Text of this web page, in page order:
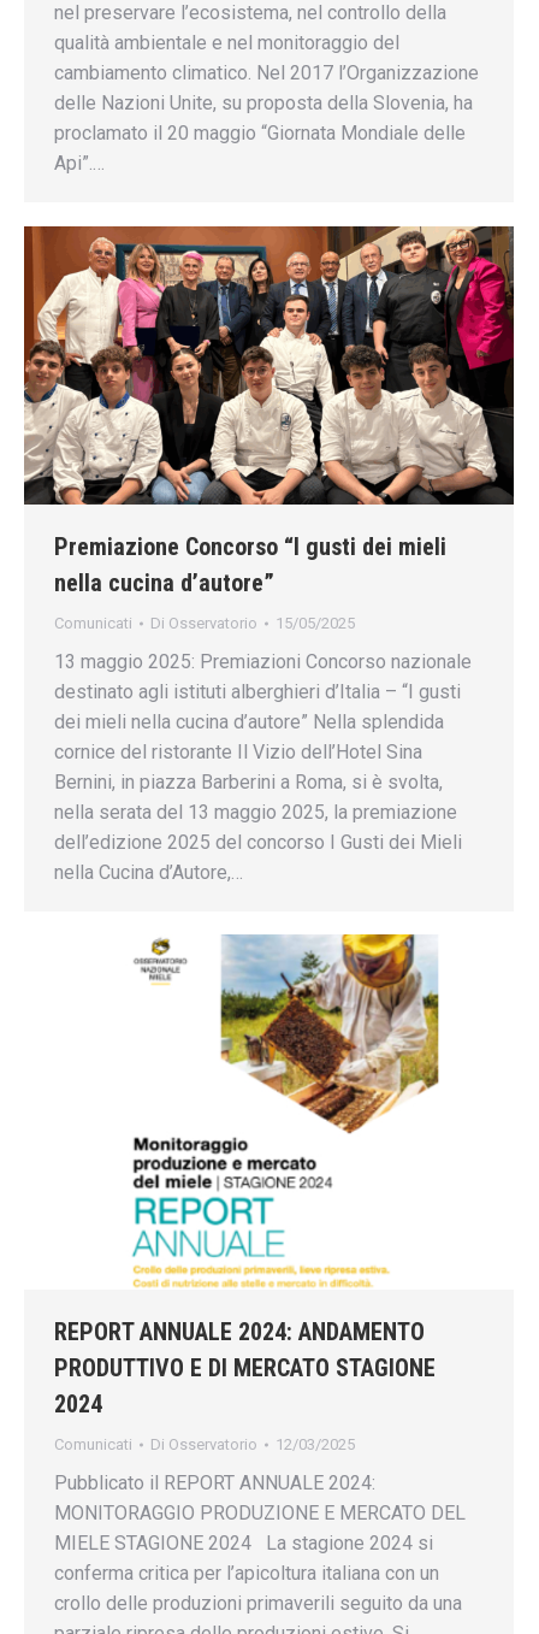
nel preservare l’ecosistema, nel controllo della
qualità ambientale e nel monitoraggio del
cambiamento climatico. Nel 2017 l’Organizzazione
delle Nazioni Unite, su proposta della Slovenia, ha
proclamato il 20 maggio “Giornata Mondiale delle
Api”.…
Premiazione Concorso “I gusti dei mieli
nella cucina d’autore”
Comunicati Di Osservatorio 15/05/2025
13 maggio 2025: Premiazioni Concorso nazionale
destinato agli istituti alberghieri d’Italia – “I gusti
dei mieli nella cucina d’autore” Nella splendida
cornice del ristorante Il Vizio dell’Hotel Sina
Bernini, in piazza Barberini a Roma, si è svolta,
nella serata del 13 maggio 2025, la premiazione
dell’edizione 2025 del concorso I Gusti dei Mieli
nella Cucina d’Autore,…
REPORT ANNUALE 2024: ANDAMENTO
PRODUTTIVO E DI MERCATO STAGIONE
2024
Comunicati Di Osservatorio 12/03/2025
Pubblicato il REPORT ANNUALE 2024:
MONITORAGGIO PRODUZIONE E MERCATO DEL
MIELE STAGIONE 2024 La stagione 2024 si
conferma critica per l’apicoltura italiana con un
crollo delle produzioni primaverili seguito da una